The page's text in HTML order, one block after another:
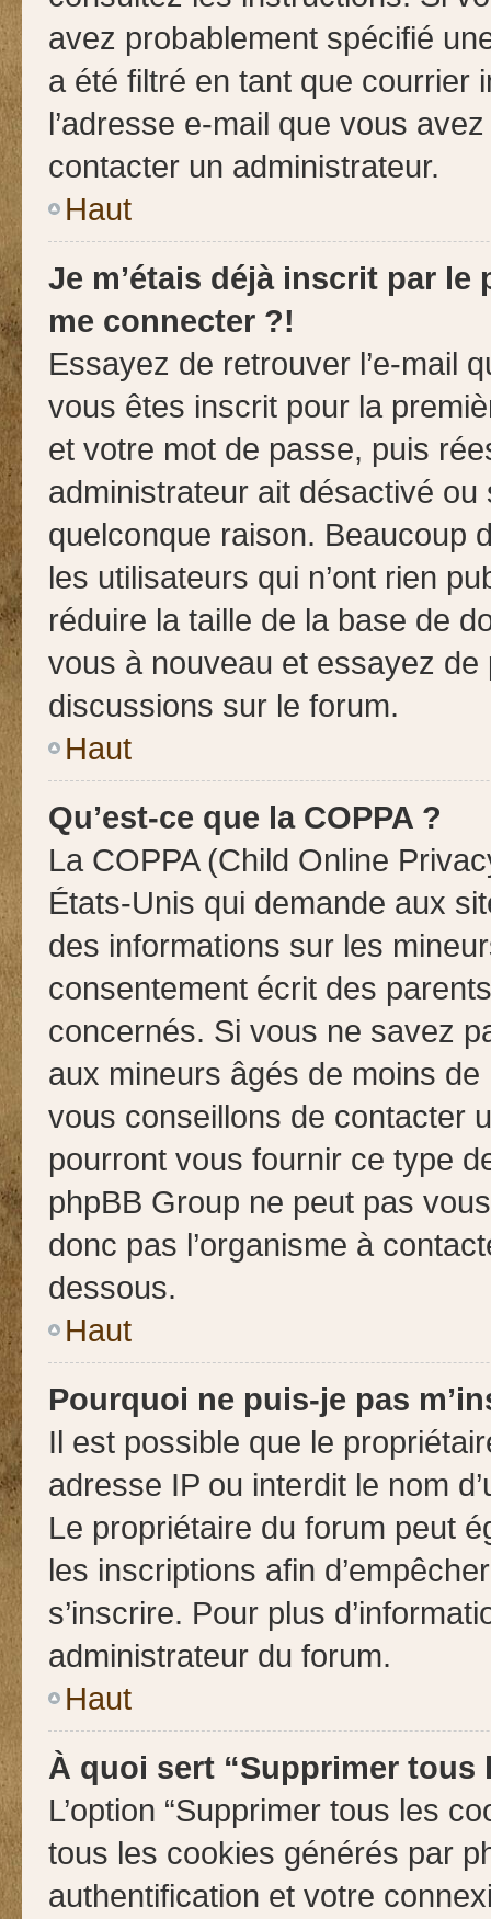
avez probablement spécifié
a été filtré en tant que courrier
l’adresse e-mail que vous
contacter un administrateur.
Haut
Je m’étais déjà inscrit par
me connecter ?!
Essayez de retrouver l’e-mail
vous êtes inscrit pour la
et votre mot de passe, puis
administrateur ait désactivé
quelconque raison. Beaucoup
les utilisateurs qui n’ont rien
réduire la taille de la base de
vous à nouveau et essayez
discussions sur le forum.
Haut
Qu’est-ce que la COPPA ?
La COPPA (Child Online
États-Unis qui demande aux
des informations sur les
consentement écrit des
concernés. Si vous ne savez
aux mineurs âgés de moins
vous conseillons de contacter
pourront vous fournir ce type
phpBB Group ne peut pas
donc pas l’organisme à
dessous.
Haut
Pourquoi ne puis-je pas
Il est possible que le
adresse IP ou interdit le nom
Le propriétaire du forum peut
les inscriptions afin
s’inscrire. Pour plus
administrateur du forum.
Haut
À quoi sert “Supprimer
L’option “Supprimer tous les
tous les cookies générés par
authentification et votre